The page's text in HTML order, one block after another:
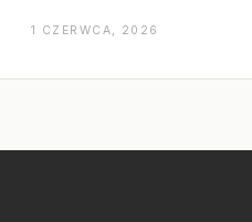
1 CZERWCA, 2026